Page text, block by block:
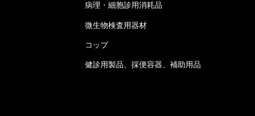
病理・細胞診用消耗品
微生物検査用器材
コップ
健診用製品、採便容器、補助用品